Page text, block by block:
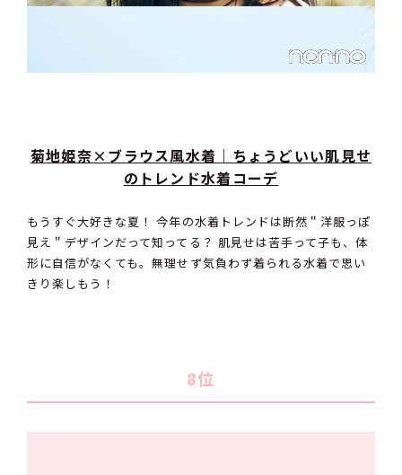
菊地姫奈×ブラウス風水着｜ちょうどいい肌見せ
のトレンド水着コーデ
もうすぐ大好きな夏！ 今年の水着トレンドは断然＂洋服っぽ
見え＂デザインだって知ってる？ 肌見せは苦手って子も、体
形に自信がなくても。無理せず気負わず着られる水着で思い
きり楽しもう！
8位